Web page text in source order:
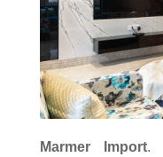
Marmer Import.